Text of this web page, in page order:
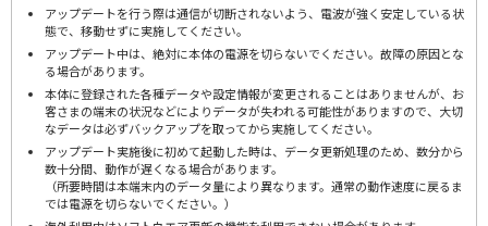
アップデートを行う際は通信が切断されないよう、電波が強く安定している状
態で、移動せずに実施してください。
アップデート中は、絶対に本体の電源を切らないでください。故障の原因とな
る場合があります。
本体に登録された各種データや設定情報が変更されることはありませんが、お
客さまの端末の状況などによりデータが失われる可能性がありますので、大切
なデータは必ずバックアップを取ってから実施してください。
アップデート実施後に初めて起動した時は、データ更新処理のため、数分から
数十分間、動作が遅くなる場合があります。
（所要時間は本端末内のデータ量により異なります。通常の動作速度に戻るま
では電源を切らないでください。）